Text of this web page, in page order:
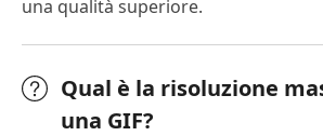
una qualità superiore.
Qual è la risoluzione
una GIF?